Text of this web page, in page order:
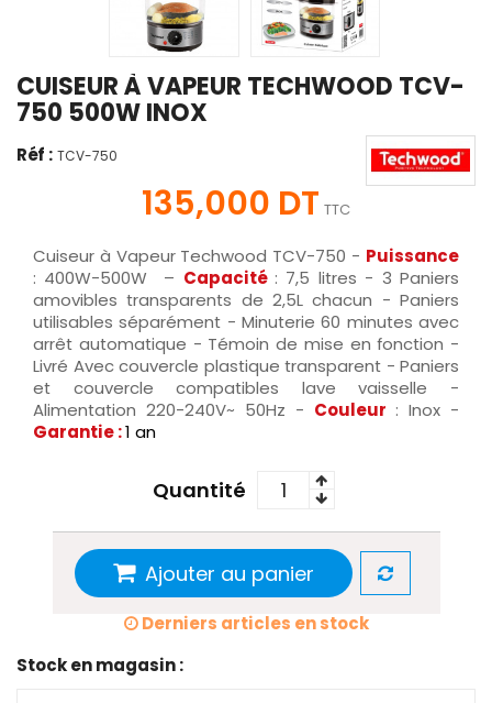
CUISEUR À VAPEUR TECHWOOD TCV-
750 500W INOX
Réf : TCV-750
135,000 DT TTC
Cuiseur à Vapeur Techwood TCV-750 - Puissance
: 400W-500W – Capacité : 7,5 litres - 3 Paniers
amovibles transparents de 2,5L chacun - Paniers
utilisables séparément - Minuterie 60 minutes avec
arrêt automatique - Témoin de mise en fonction -
Livré Avec couvercle plastique transparent - Paniers
et couvercle compatibles lave vaisselle -
Alimentation 220-240V~ 50Hz - Couleur : Inox -
Garantie :1 an
Quantité
Ajouter au panier
Derniers articles en stock
Stock en magasin :